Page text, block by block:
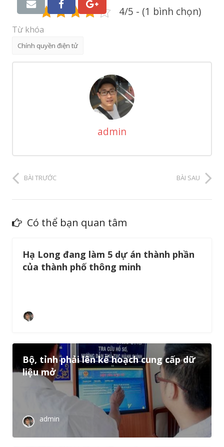
4/5 - (1 bình chọn)
Từ khóa
Chính quyền điện tử
admin
BÀI TRƯỚC BÀI SAU
Có thể bạn quan tâm
Hạ Long đang làm 5 dự án thành phần
của thành phố thông minh
Bộ, tỉnh phải lên kế hoạch cung cấp dữ
liệu mở
admin